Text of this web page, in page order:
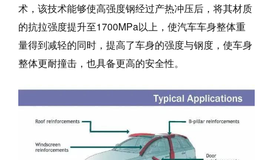
术，该技术能够使高强度钢经过产热冲压后，将其材质
的抗拉强度提升至1700MPa以上，使汽车车身整体重
量得到减轻的同时，提高了车身的强度与钢度，使车身
整体更耐撞击，也具备更高的安全性。